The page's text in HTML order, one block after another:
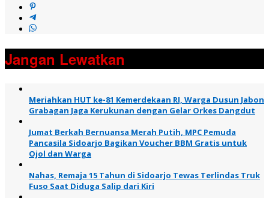
Jangan Lewatkan
Meriahkan HUT ke-81 Kemerdekaan RI, Warga Dusun Jabon
Grabagan Jaga Kerukunan dengan Gelar Orkes Dangdut
Jumat Berkah Bernuansa Merah Putih, MPC Pemuda
Pancasila Sidoarjo Bagikan Voucher BBM Gratis untuk
Ojol dan Warga
Nahas, Remaja 15 Tahun di Sidoarjo Tewas Terlindas Truk
Fuso Saat Diduga Salip dari Kiri